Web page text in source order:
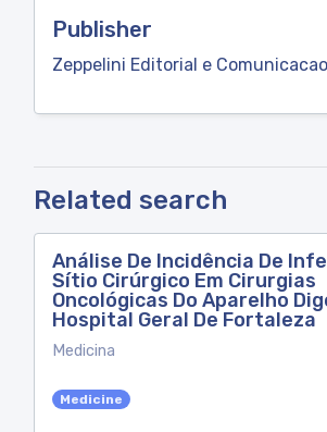
Publisher
Zeppelini Editorial e Comunicacao
Related search
Análise De Incidência De
Sítio Cirúrgico Em Cirurgias
Oncológicas Do Aparelho
Hospital Geral De Fortaleza
Medicina
Medicine